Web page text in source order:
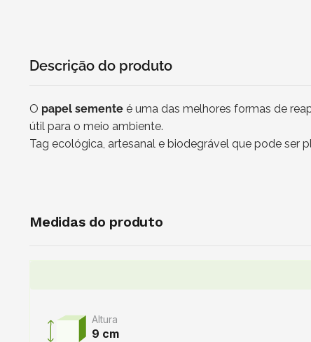
Descrição do produto
O papel semente é uma das melhores formas de
útil para o meio ambiente.
Tag ecológica, artesanal e biodegrável que pode ser
Medidas do produto
Altura
9 cm